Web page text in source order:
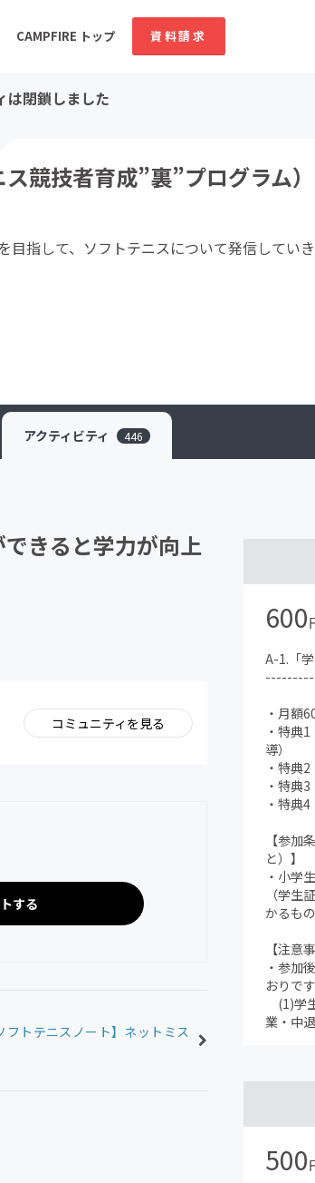
CAMPFIRE トップ 資料請求
フード・飲食店
CAMPFIRE Creation
は閉鎖しました
競技者育成”裏”プログラム）
指して、ソフトテニスについて発信していき
アクティビティ 446
きると学力が向上
コミュニティを見る
する
フトテニスノート】ネットミス
600
A-1.「
・月額
・特典
導）
・特典2
・特典
・特典
【参加
と）】
・小学
（学生
かるもの
【注意
・参加
おりです
(1)学
業・中退
500